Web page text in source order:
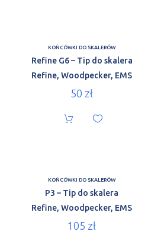
KOŃCÓWKI DO SKALERÓW
Refine G6 – Tip do skalera
Refine, Woodpecker, EMS
50 zł
KOŃCÓWKI DO SKALERÓW
P3 – Tip do skalera
Refine, Woodpecker, EMS
105 zł